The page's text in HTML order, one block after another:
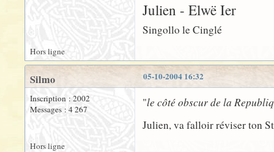
Julien - Elwë Ier
Singollo le Cinglé
Hors ligne
05-10-2004 16:32
Silmo
Inscription : 2002
Messages : 4 267
"le côté obscur de la
Julien, va falloir réviser ton
Hors ligne